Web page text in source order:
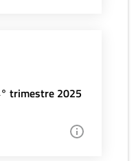
trimestre 2025